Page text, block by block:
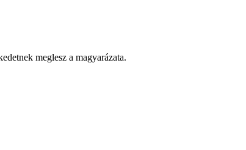
meglesz a magyarázata.